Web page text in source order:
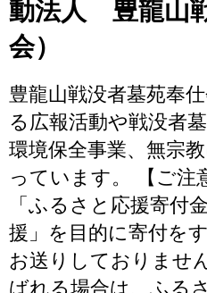
動法人 豊龍山
会）
豊龍山戦没者墓苑奉
る広報活動や戦没者
環境保全事業、無宗
っています。 【ご
「ふるさと応援寄付
援」を目的に寄付を
お送りしておりませ
ばれる場合は、ふる